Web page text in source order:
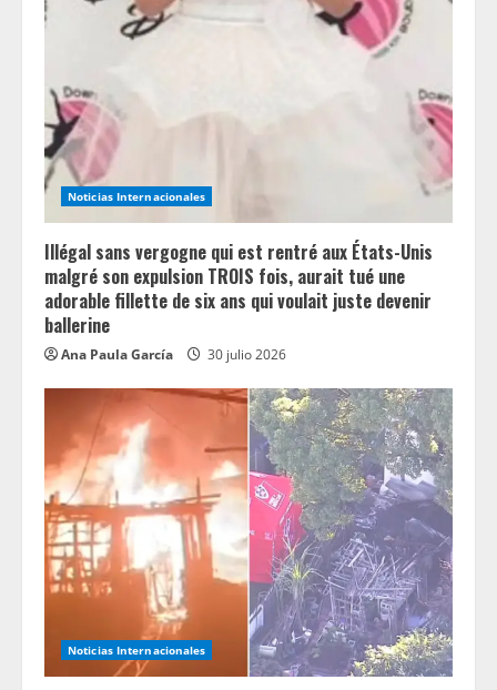
a
d
i
n
g Noticias Internacionales
Illégal sans vergogne qui est rentré aux États-Unis
malgré son expulsion TROIS fois, aurait tué une
adorable fillette de six ans qui voulait juste devenir
ballerine
Ana Paula García 30 julio 2026
Noticias Internacionales